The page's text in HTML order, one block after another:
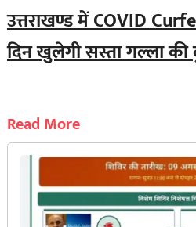
उत्तराखण्ड में COVID
दिन खुलेगी सस्ता गल्ला
Read More